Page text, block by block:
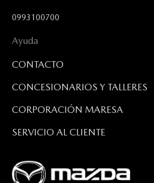
0993100700
Ayuda
CONTACTO
CONCESIONARIOS Y TALLERES
CORPORACIÓN MARESA
SERVICIO AL CLIENTE